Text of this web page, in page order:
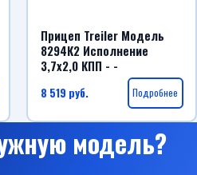
Прицеп Treiler Модель
8294К2 Исполнение
3,7х2,0 КПП - -
8 519 руб. Подробнее
модель?